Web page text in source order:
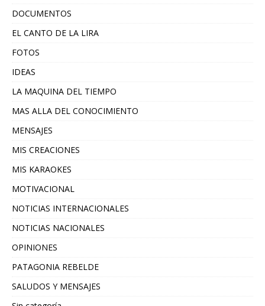
DOCUMENTOS
EL CANTO DE LA LIRA
FOTOS
IDEAS
LA MAQUINA DEL TIEMPO
MAS ALLA DEL CONOCIMIENTO
MENSAJES
MIS CREACIONES
MIS KARAOKES
MOTIVACIONAL
NOTICIAS INTERNACIONALES
NOTICIAS NACIONALES
OPINIONES
PATAGONIA REBELDE
SALUDOS Y MENSAJES